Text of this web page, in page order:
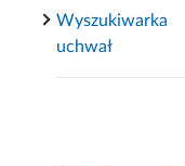
Wyszukiwarka
uchwał